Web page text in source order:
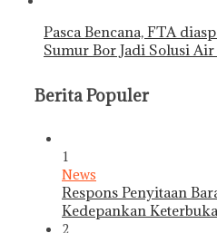
Pasca Bencana, FTA
Sumur Bor Jadi Solusi
Berita Populer
1
News
Respons Penyitaan
Kedepankan
2